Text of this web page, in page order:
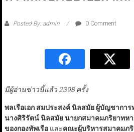
Posted By: admin 0 Comment
มีผู้อ่านข่าวนี้แล้ว 2398 ครั้ง
พลเรือเอก สมประสงค์ นิลสมัย ผู้บัญชาการ
นางศิริรัตน์ นิลสมัย นายกสมาคมภริยาทห
ของกองทัพเรือและคณะผู้บริหารสมาคมภริ